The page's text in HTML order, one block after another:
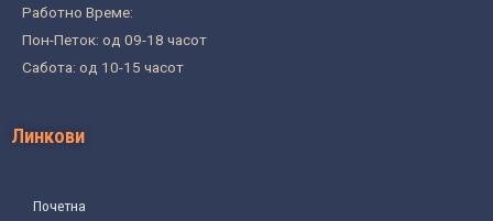
Работно Време:
Пон-Петок: од 09-18 часот
Сабота: од 10-15 часот
Линкови
Почетна